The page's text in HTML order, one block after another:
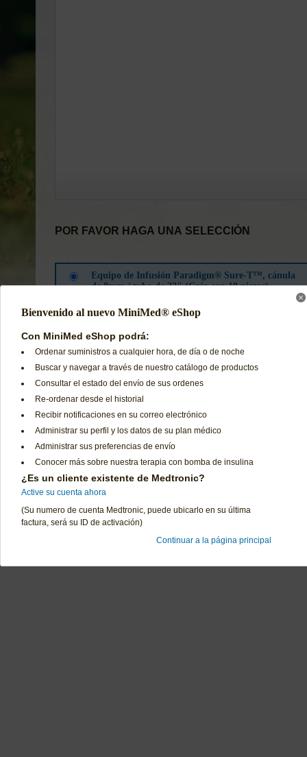
POR FAVOR HAGA UNA SELECCIÓN
Equipo de Infusión Paradigm® Sure-T™, cánula
de 8mm / tubo de 23" (Caja con 10 piezas)
de 6mm / tubo de 23" (Caja con 10 piezas)
MMT-864
**ESTE PRODUCTO REQUIERE AUTORIZACION DE SU EPS**
Preguntas Frecuentes
Contáctenos
Política de Cambios y Devoluciones
Declaración de Privacidad
Bienvenido al nuevo MiniMed® eShop
Con MiniMed eShop podrá:
Ordenar suministros a cualquier hora, de día o de noche
Buscar y navegar a través de nuestro catálogo de productos
Consultar el estado del envío de sus ordenes
Re-ordenar desde el historial
Recibir notificaciones en su correo electrónico
Administrar su perfil y los datos de su plan médico
Administrar sus preferencias de envío
Conocer más sobre nuestra terapia con bomba de insulina
¿Es un cliente existente de Medtronic?
Active su cuenta ahora
(Su numero de cuenta Medtronic, puede ubicarlo en su última
factura, será su ID de activación)
Continuar a la página principal